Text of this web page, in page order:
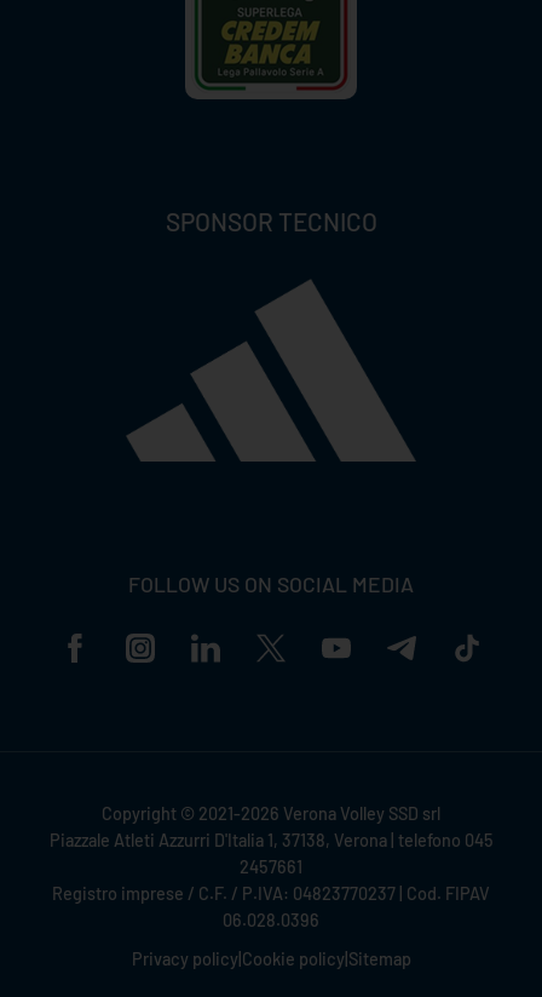
SPONSOR TECNICO
FOLLOW US ON SOCIAL MEDIA
Copyright © 2021-2026 Verona Volley SSD srl
Piazzale Atleti Azzurri D'Italia 1, 37138, Verona | telefono 045
2457661
Registro imprese / C.F. / P.IVA: 04823770237 | Cod. FIPAV
06.028.0396
Privacy policy Cookie policy Sitemap